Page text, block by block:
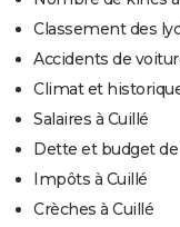
Classement des
Accidents de
Climat et
Salaires à Cuillé
Dette et budget de
Impôts à Cuillé
Crèches à Cuillé